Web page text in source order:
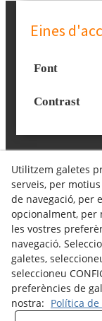
Eines
Font
Contrast
Política de
© 08/2026
Utilitzem galetes
serveis, per
de navegació, per
opcionalment, per
les vostres
navegació.
galetes,
seleccioneu
preferències de
nostra: Política de